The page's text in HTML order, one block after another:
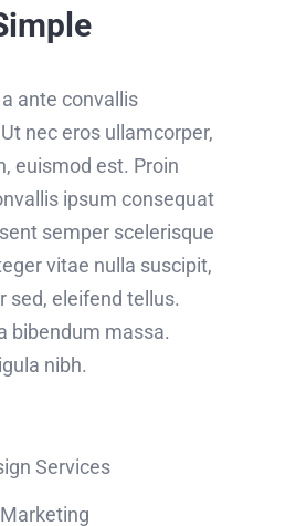
ante convallis
nec eros ullamcorper,
euismod est. Proin
ipsum consequat
semper scelerisque
vitae nulla suscipit,
sed, eleifend tellus.
bibendum massa.
nibh.
Services